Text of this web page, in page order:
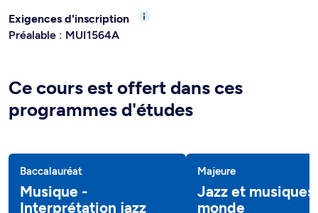
Exigences d'inscription
Préalable : MUI1564A
Ce cours est offert dans ces
programmes d'études
Baccalauréat
Musique -
Interprétation jazz
Majeure
Jazz et
monde